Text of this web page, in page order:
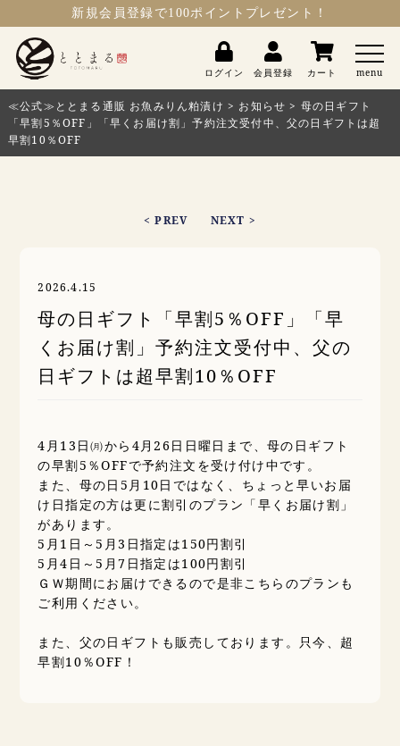
新規会員登録 で100ポイントプレゼント！
ログイン 会員登録 カート menu
≪公式≫ととまる通販 お魚みりん粕漬け > お知らせ > 母の日ギフト
「早割5％OFF」「早くお届け割」予約注文受付中、父の日ギフトは超
早割10％OFF
< PREV NEXT >
母の日ギフト「早割5％OFF」「早
くお届け割」予約注文受付中、父の
日ギフトは超早割10％OFF
2026.4.15
4月13日㈪から4月26日日曜日まで、母の日ギフト
の早割5％OFFで予約注文を受け付け中です。
また、母の日5月10日ではなく、ちょっと早いお届
け日指定の方は更に割引のプラン「早くお届け割」
があります。
5月1日～5月3日指定は150円割引
5月4日～5月7日指定は100円割引
ＧＷ期間にお届けできるので是非こちらのプランも
ご利用ください。
また、父の日ギフトも販売しております。只今、超
早割10％OFF！